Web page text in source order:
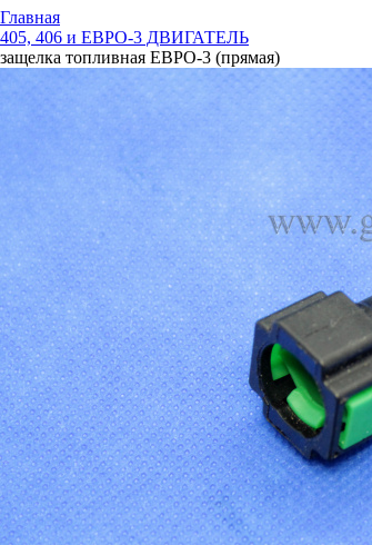
Главная
405, 406 и ЕВРО-3 ДВИГАТЕЛЬ
защелка топливная ЕВРО-3 (прямая)